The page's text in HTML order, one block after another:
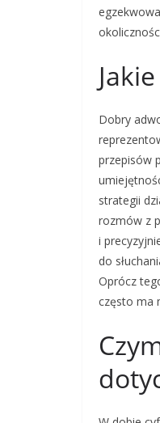
Dobry
przepisów
strategii
rozmów z
i
do
Oprócz
często ma